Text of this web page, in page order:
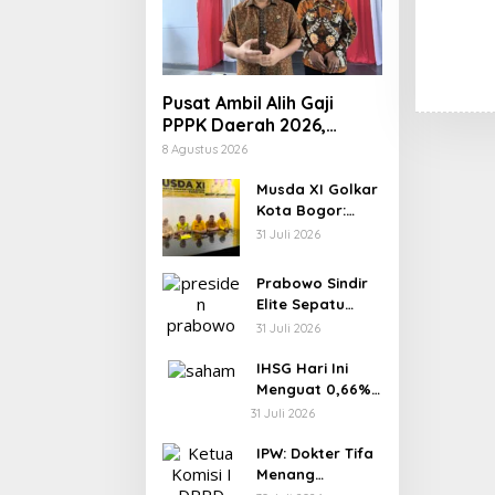
Pusat Ambil Alih Gaji
PPPK Daerah 2026,
Ratusan Pemda Bisa
8 Agustus 2026
Musda XI Golkar
Kota Bogor:
Rusli Prihatevy
DPD
31 Juli 2026
Prabowo Sindir
Elite Sepatu
Harus Kotor
31 Juli 2026
IHSG Hari Ini
Menguat 0,66%
ke 6.227, Saham
Melejit hingga
28%! Ini Daftar
31 Juli 2026
IPW: Dokter Tifa
Menang